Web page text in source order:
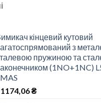
кінцевий кутовий
з
пружиною та
(1NO+1NC)
1174,06₴